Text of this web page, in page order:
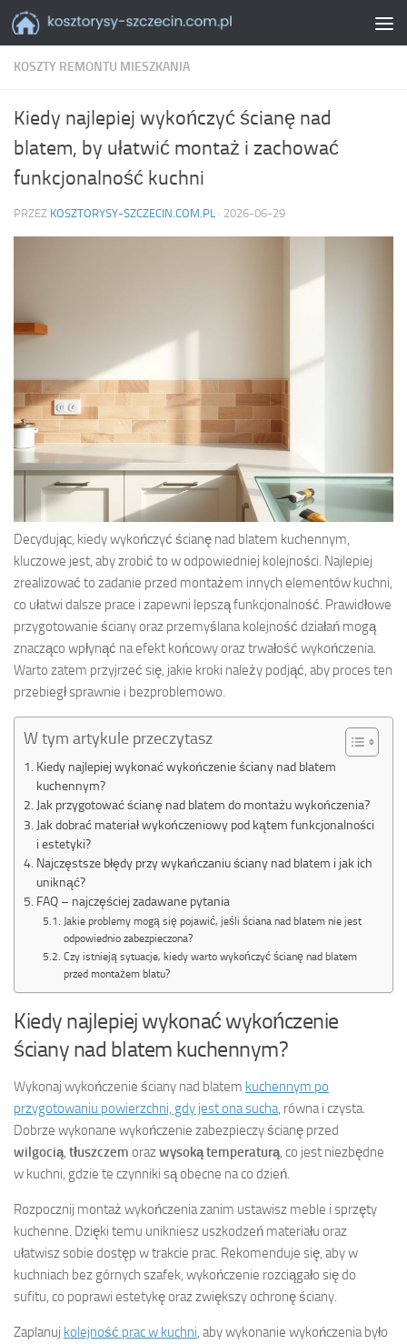
Skip to content
KOSZTY REMONTU MIESZKANIA
Kiedy najlepiej wykończyć ścianę nad
blatem, by ułatwić montaż i zachować
funkcjonalność kuchni
PRZEZ KOSZTORYSY-SZCZECIN.COM.PL · 2026-06-29
Decydując, kiedy wykończyć ścianę nad blatem kuchennym,
kluczowe jest, aby zrobić to w odpowiedniej kolejności. Najlepiej
zrealizować to zadanie przed montażem innych elementów kuchni,
co ułatwi dalsze prace i zapewni lepszą funkcjonalność. Prawidłowe
przygotowanie ściany oraz przemyślana kolejność działań mogą
znacząco wpłynąć na efekt końcowy oraz trwałość wykończenia.
Warto zatem przyjrzeć się, jakie kroki należy podjąć, aby proces ten
przebiegł sprawnie i bezproblemowo.
W tym artykule przeczytasz
Kiedy najlepiej wykonać wykończenie ściany nad blatem
kuchennym?
Jak przygotować ścianę nad blatem do montażu wykończenia?
Jak dobrać materiał wykończeniowy pod kątem funkcjonalności
i estetyki?
Najczęstsze błędy przy wykańczaniu ściany nad blatem i jak ich
uniknąć?
FAQ – najczęściej zadawane pytania
Jakie problemy mogą się pojawić, jeśli ściana nad blatem nie jest
odpowiednio zabezpieczona?
Czy istnieją sytuacje, kiedy warto wykończyć ścianę nad blatem
przed montażem blatu?
Kiedy najlepiej wykonać wykończenie
ściany nad blatem kuchennym?
Wykonaj wykończenie ściany nad blatem kuchennym po
przygotowaniu powierzchni, gdy jest ona sucha , równa i czysta.
Dobrze wykonane wykończenie zabezpieczy ścianę przed
wilgocią tłuszczem orazwysoką temperaturą , co jest niezbędne
w kuchni, gdzie te czynniki są obecne na co dzień.
Rozpocznij montaż wykończenia zanim ustawisz meble i sprzęty
kuchenne. Dzięki temu unikniesz uszkodzeń materiału oraz
ułatwisz sobie dostęp w trakcie prac. Rekomenduje się, aby w
kuchniach bez górnych szafek, wykończenie rozciągało się do
sufitu, co poprawi estetykę oraz zwiększy ochronę ściany.
Zaplanuj kolejność prac w kuchni , aby wykonanie wykończenia było